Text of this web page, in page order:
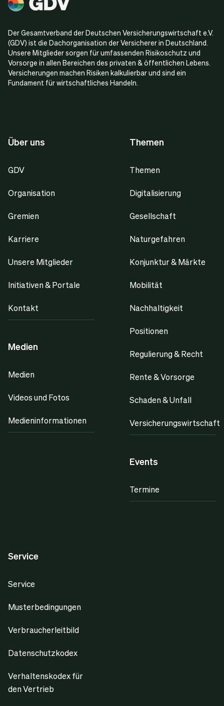
Der Gesamtverband der Deutschen Versicherungswirtschaft e.V.
(GDV) ist die Dachorganisation der Versicherer in Deutschland.
Unsere Mitglieder sorgen für umfassenden Risikoschutz und
Vorsorge in allen Bereichen des privaten & öffentlichen Lebens.
Versicherungen machen Risiken kalkulierbar und sind ein
Fundament für wirtschaftliches Handeln.
Über uns
GDV
Organisation
Gremien
Karriere
Unsere Mitglieder
Initiativen & Portale
Kontakt
Medien
Medien
Videos und Fotos
Medieninformationen
Themen
Themen
Digitalisierung
Gesellschaft
Naturgefahren
Konjunktur & Märkte
Mobilität
Nachhaltigkeit
Positionen
Regulierung & Recht
Rente & Vorsorge
Schaden & Unfall
Versicherungswirtschaft
Events
Termine
Service
Service
Musterbedingungen
Verbraucherleitbild
Datenschutzkodex
Verhaltenskodex für
den Vertrieb